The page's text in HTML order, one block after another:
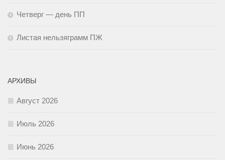
Четверг — день ПП
Листая нельзяграмм ПЖ
АРХИВЫ
Август 2026
Июль 2026
Июнь 2026